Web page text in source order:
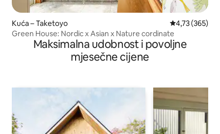
Kuća – Taketoyo Prosječna
4,73 (365)
Green House: Nordic x Asian x Nature cordinate
Maksimalna udobnost i povoljne
mjesečne cijene